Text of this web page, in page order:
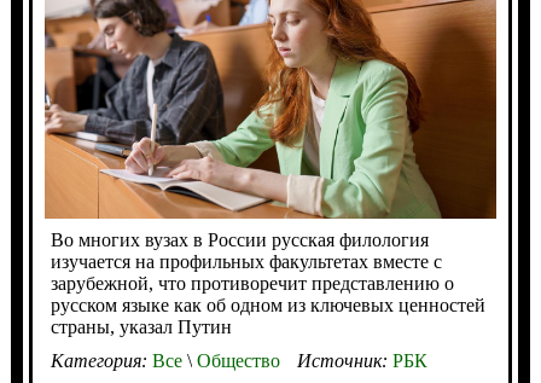
Во многих вузах в России русская филология
изучается на профильных факультетах вместе с
зарубежной, что противоречит представлению о
русском языке как об одном из ключевых ценностей
страны, указал Путин
Категория: Все\Общество Источник: РБК